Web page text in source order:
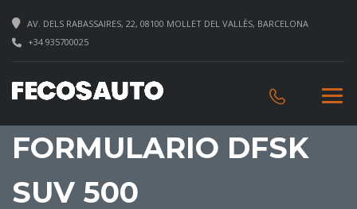
AV. DELS RABASSAIRES, 22, 08100 MOLLET DEL VALLÈS, BARCELONA
+34 935700025
FORMULARIO DFSK
SUV 500